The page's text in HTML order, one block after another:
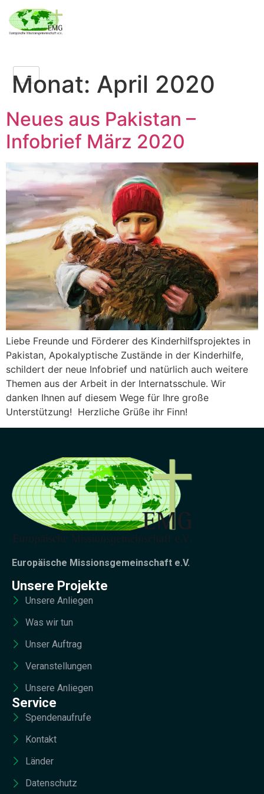
Monat: April 2020
Neues aus Pakistan –
Infobrief März 2020
Liebe Freunde und Förderer des Kinderhilfsprojektes in
Pakistan, Apokalyptische Zustände in der Kinderhilfe,
schildert der neue Infobrief und natürlich auch weitere
Themen aus der Arbeit in der Internatsschule. Wir
danken Ihnen auf diesem Wege für Ihre große
Unterstützung! Herzliche Grüße ihr Finn!
Europäische Missionsgemeinschaft e.V.
Unsere Projekte
Unsere Anliegen
Was wir tun
Unser Auftrag
Veranstellungen
Unsere Anliegen
Service
Spendenaufrufe
Kontakt
Länder
Datenschutz